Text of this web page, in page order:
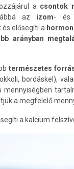
a csontok
az izom- és
és elősegíti a
arányban
természetes
bordáskel),
mennyiségben
a megfelelő
a kalcium